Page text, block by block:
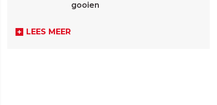
gooien
LEES MEER